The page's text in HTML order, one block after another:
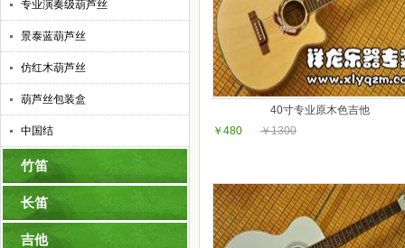
专业演奏级葫芦丝
景泰蓝葫芦丝
仿红木葫芦丝
葫芦丝包装盒
中国结
竹笛
长笛
吉他
40寸专业原木色吉他
￥480
￥1300